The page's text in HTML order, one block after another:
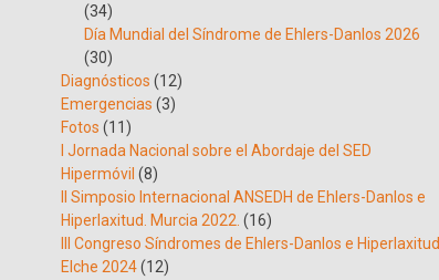
(34)
Día Mundial del Síndrome de Ehlers-Danlos 2026
(30)
Diagnósticos (12)
Emergencias (3)
Fotos (11)
I Jornada Nacional sobre el Abordaje del SED
Hipermóvil (8)
II Simposio Internacional ANSEDH de Ehlers-Danlos e
Hiperlaxitud. Murcia 2022. (16)
III Congreso Síndromes de Ehlers-Danlos e Hiperlaxitud.
Elche 2024(12)